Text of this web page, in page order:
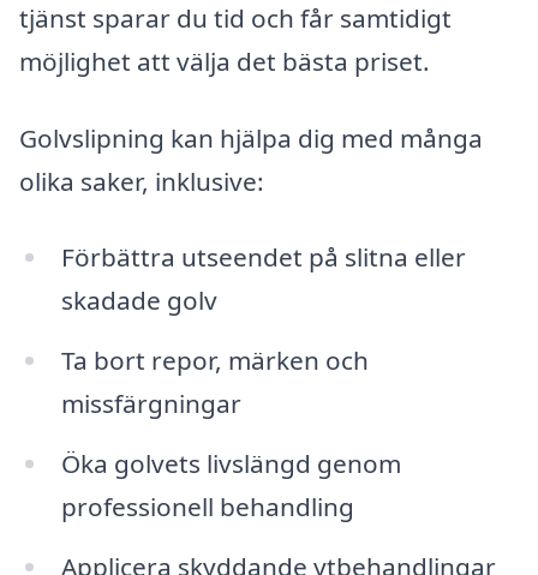
tjänst sparar du tid och får samtidigt
möjlighet att välja det bästa priset.
Golvslipning kan hjälpa dig med många
olika saker, inklusive:
Förbättra utseendet på slitna eller
skadade golv
Ta bort repor, märken och
missfärgningar
Öka golvets livslängd genom
professionell behandling
Applicera skyddande ytbehandlingar